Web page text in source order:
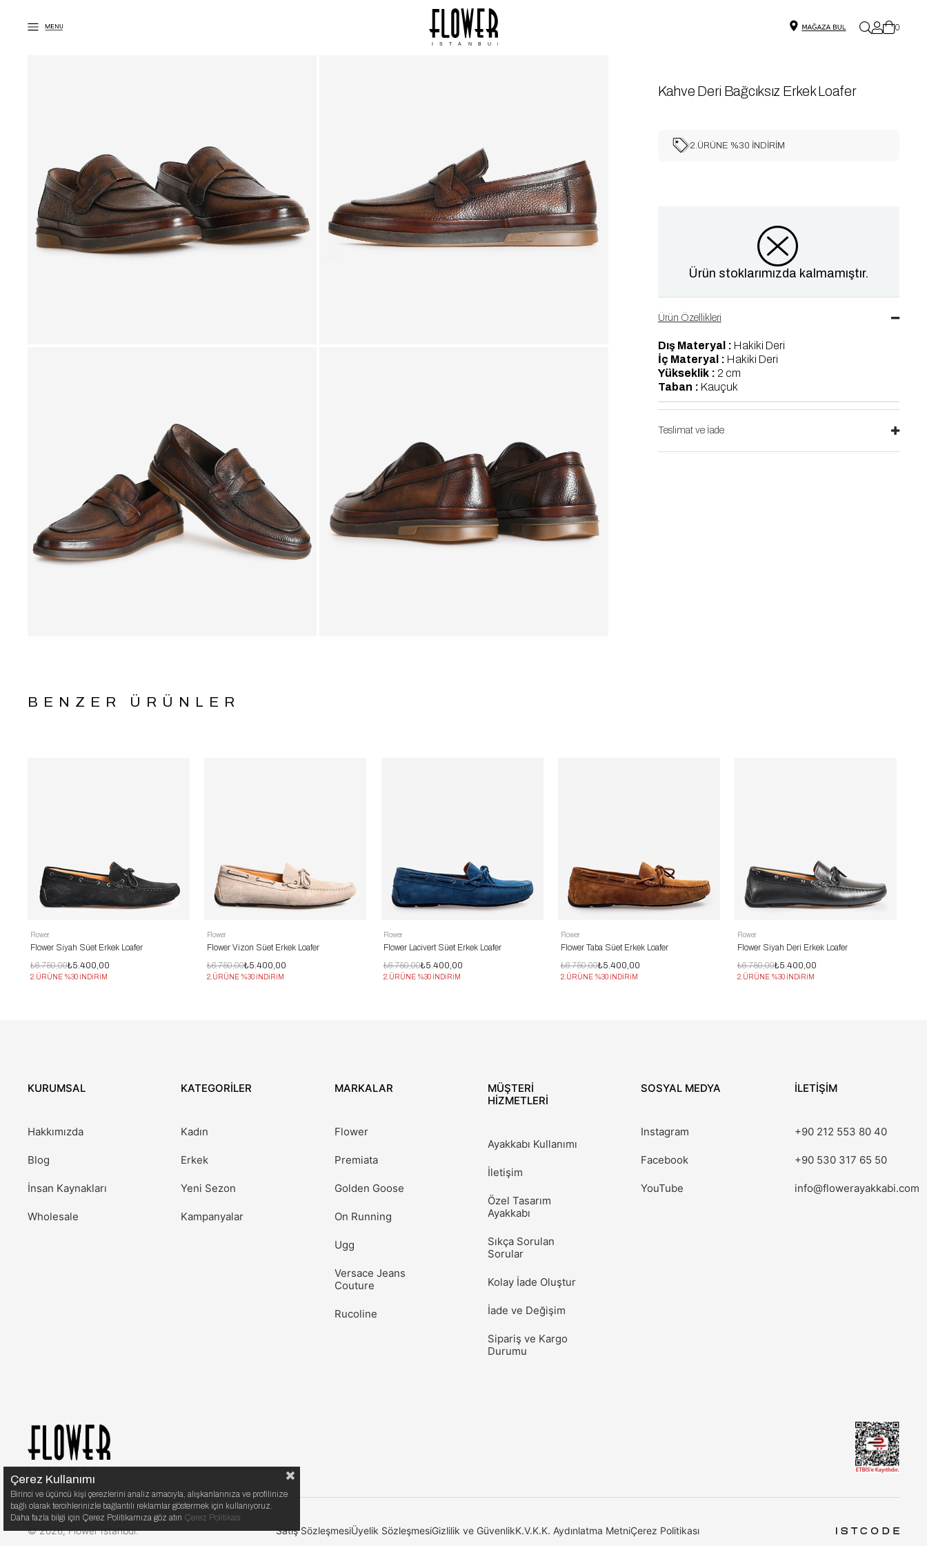
ISTANBUL
0
Kahve Deri Bağcıksız Erkek Loafer
2.ÜRÜNE %30 İNDİRİM
Ürün stoklarımızda kalmamıştır.
Ürün Özellikleri
Dış Materyal : Hakiki Deri
İç Materyal : Hakiki Deri
Yükseklik : 2 cm
Taban : Kauçuk
Teslimat ve İade
BENZER ÜRÜNLER
Flower
Flower Siyah Süet Erkek Loafer
₺5.400,00
₺6.750,00
2.ÜRÜNE %30 İNDİRİM
Flower
Flower Vizon Süet Erkek Loafer
₺5.400,00
₺6.750,00
2.ÜRÜNE %30 İNDİRİM
Flower
Flower Lacivert Süet Erkek Loafer
₺5.400,00
₺6.750,00
2.ÜRÜNE %30 İNDİRİM
Flower
Flower Taba Süet Erkek Loafer
₺5.400,00
₺6.750,00
2.ÜRÜNE %30 İNDİRİM
Flower
Flower Siyah Deri Erkek Loafer
₺5.400,00
₺6.750,00
2.ÜRÜNE %30 İNDİRİM
KURUMSAL
Hakkımızda
Blog
İnsan Kaynakları
Wholesale
KATEGORİLER
Kadın
Erkek
Yeni Sezon
Kampanyalar
MARKALAR
Flower
Premiata
Golden Goose
On Running
Ugg
Versace Jeans
Couture
Rucoline
MÜŞTERİ
HİZMETLERİ
Ayakkabı Kullanımı
İletişim
Özel Tasarım
Ayakkabı
Sıkça Sorulan
Sorular
Kolay İade Oluştur
İade ve Değişim
Sipariş ve Kargo
Durumu
SOSYAL MEDYA
Instagram
Facebook
YouTube
İLETİŞİM
+90 212 553 80 40
+90 530 317 65 50
info@flowerayakkabi.com
© 2026, Flower Istanbul. Satış SözleşmesiÜyelik SözleşmesiGizlilik ve GüvenlikK.V.K.K. Aydınlatma MetniÇerez Politikası
Çerez Kullanımı
Birinci ve üçüncü kişi çerezlerini analiz amacıyla, alışkanlarınıza ve profilinize
bağlı olarak tercihlerinizle bağlantılı reklamlar göstermek için kullanıyoruz.
Daha fazla bilgi için Çerez Politikamıza göz atın Çerez Politikası